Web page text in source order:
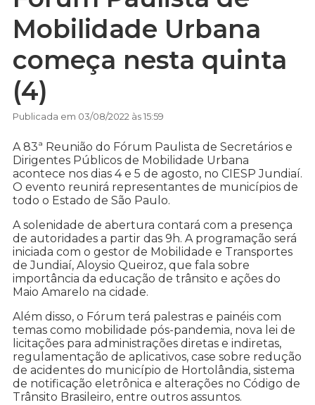
Mobilidade Urbana
começa nesta quinta
(4)
Publicada em 03/08/2022 às 15:59
A 83ª Reunião do Fórum Paulista de Secretários e
Dirigentes Públicos de Mobilidade Urbana
acontece nos dias 4 e 5 de agosto, no CIESP Jundiaí.
O evento reunirá representantes de municípios de
todo o Estado de São Paulo.
A solenidade de abertura contará com a presença
de autoridades a partir das 9h. A programação será
iniciada com o gestor de Mobilidade e Transportes
de Jundiaí, Aloysio Queiroz, que fala sobre
importância da educação de trânsito e ações do
Maio Amarelo na cidade.
Além disso, o Fórum terá palestras e painéis com
temas como mobilidade pós-pandemia, nova lei de
licitações para administrações diretas e indiretas,
regulamentação de aplicativos, case sobre redução
de acidentes do município de Hortolândia, sistema
de notificação eletrônica e alterações no Código de
Trânsito Brasileiro, entre outros assuntos.